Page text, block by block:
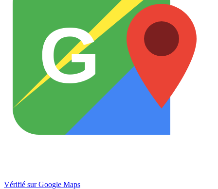
G
Vérifié sur Google Maps